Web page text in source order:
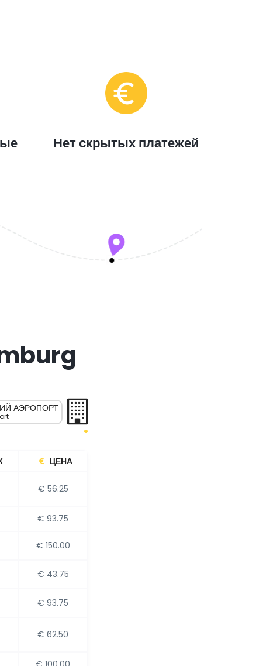
Нет скрытых платежей
АЭРОПОРТ
ЦЕНА
€ 56.25
€ 93.75
€ 150.00
€ 43.75
€ 93.75
€ 62.50